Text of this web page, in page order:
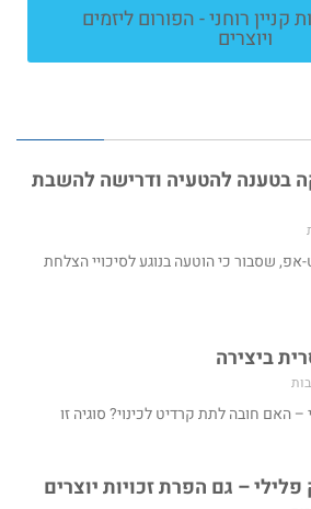
קניין רוחני - הפורום ליזמים
ויוצרים
בטענה להטעיה ודרישה להשבת
שסבור כי הוטעה בנוגע לסיכויי הצלחת
ביצירה
– האם חובה לתת קרדיט לכינוי? סוגיה זו
– גם הפרת זכויות יוצרים